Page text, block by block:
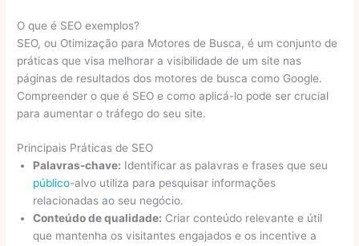
O que é SEO exemplos?
SEO, ou Otimização para Motores de Busca, é um conjunto de
práticas que visa melhorar a visibilidade de um site nas
páginas de resultados dos motores de busca como Google.
Compreender o que é SEO e como aplicá-lo pode ser crucial
para aumentar o tráfego do seu site.
Principais Práticas de SEO
Palavras-chave: Identificar as palavras e frases que seu
público-alvo utiliza para pesquisar informações
relacionadas ao seu negócio.
Conteúdo de qualidade: Criar conteúdo relevante e útil
que mantenha os visitantes engajados e os incentive a